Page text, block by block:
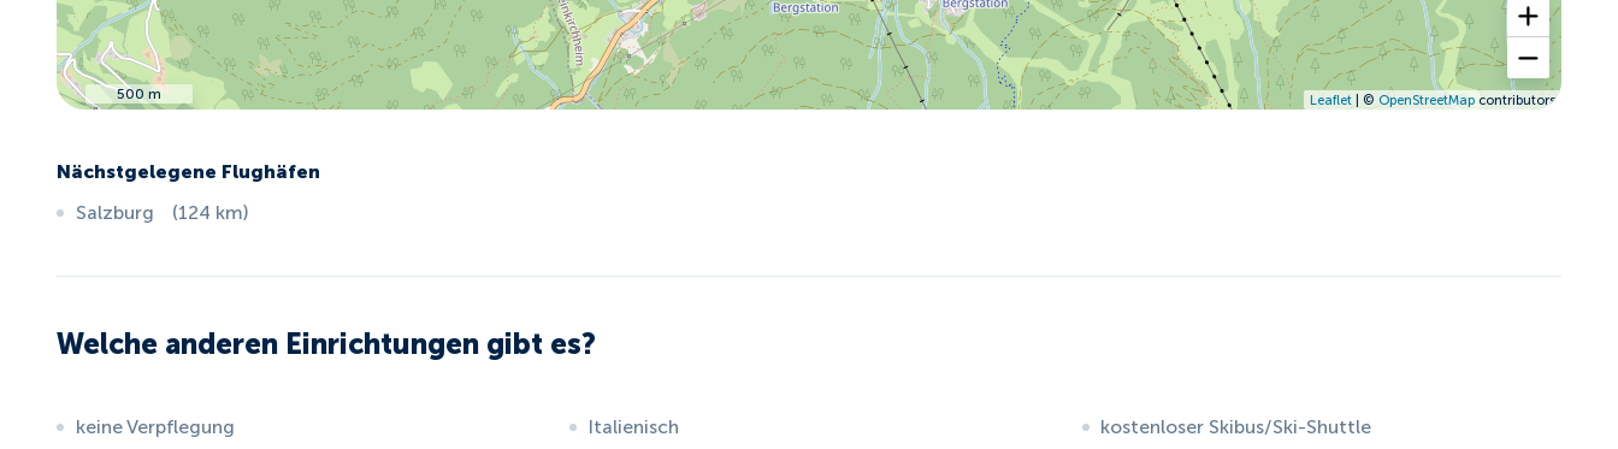
500 m Leaflet| © OpenStreetMapcontributors
Nächstgelegene Flughäfen
Salzburg (124 km)
Welche anderen Einrichtungen gibt es?
keine Verpflegung Italienisch kostenloser Skibus/Ski-Shuttle